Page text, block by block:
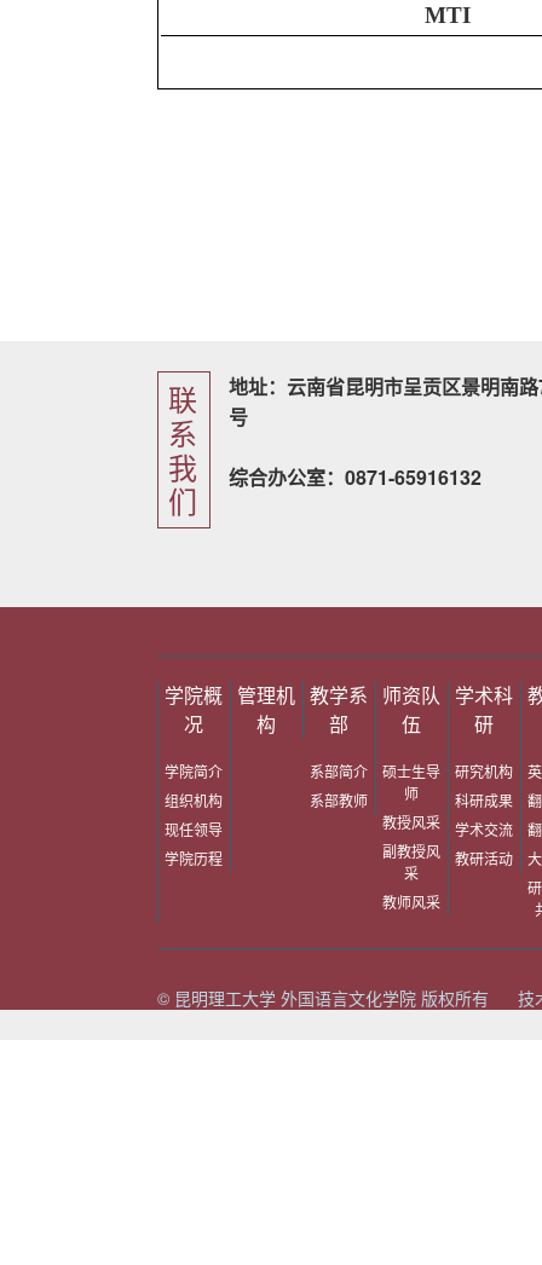
MTI
联
系
我
们
地址：云南省昆明市呈贡区景明南
号
综合办公室：0871-65916132
学院概
况
学院简介
组织机构
现任领导
学院历程
管理机
构
教学系
部
系部简介
系部教师
师资队
伍
硕士生导
师
教授风采
副教授风
采
教师风采
学术科
研
研究机构
科研成果
学术交流
教研活动
© 昆明理工大学 外国语言文化学院 版权所有 技